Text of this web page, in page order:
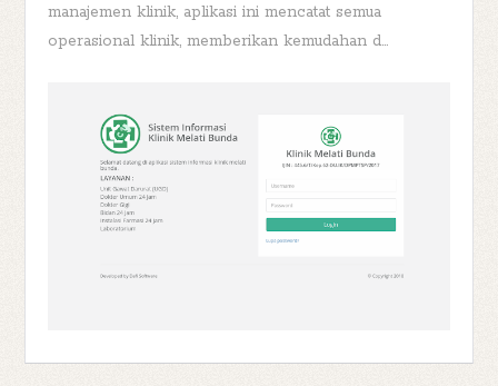
manajemen klinik, aplikasi ini mencatat semua
operasional klinik, memberikan kemudahan d...